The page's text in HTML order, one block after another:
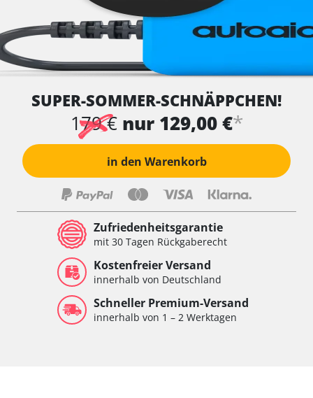
SUPER-SOMMER-SCHNÄPPCHEN!
179 € nur 129,00 €*
in den Warenkorb
Zufriedenheitsgarantie
mit 30 Tagen Rückgaberecht
Kostenfreier Versand
innerhalb von Deutschland
Schneller Premium-Versand
innerhalb von 1 – 2 Werktagen